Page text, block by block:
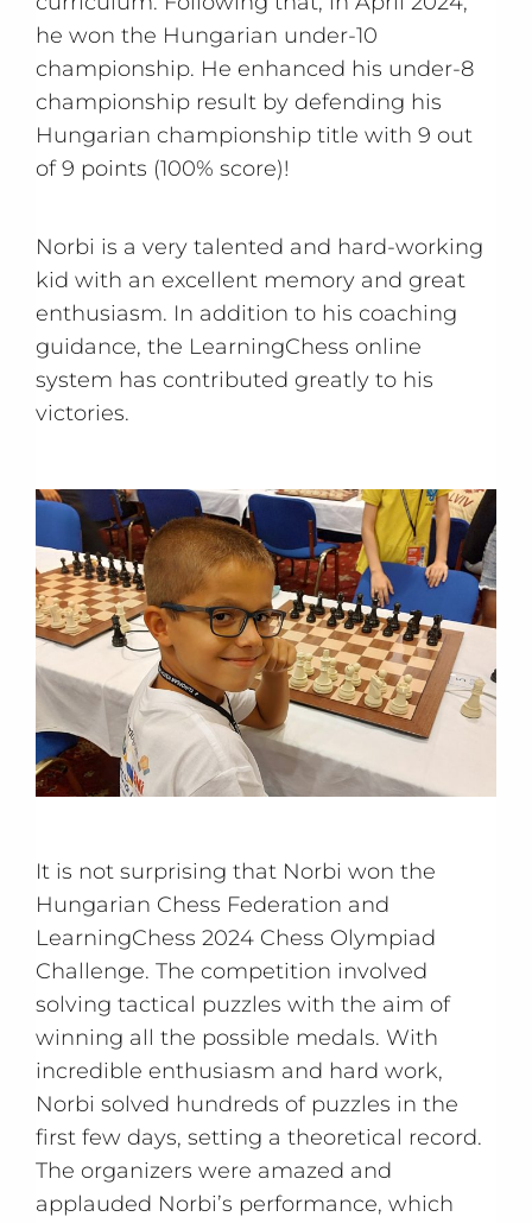
he won the Hungarian under-10
championship. He enhanced his under-8
championship result by defending his
Hungarian championship title with 9 out
of 9 points (100% score)!
Norbi is a very talented and hard-working
kid with an excellent memory and great
enthusiasm. In addition to his coaching
guidance, the LearningChess online
system has contributed greatly to his
victories.
It is not surprising that Norbi won the
Hungarian Chess Federation and
LearningChess 2024 Chess Olympiad
Challenge. The competition involved
solving tactical puzzles with the aim of
winning all the possible medals. With
incredible enthusiasm and hard work,
Norbi solved hundreds of puzzles in the
first few days, setting a theoretical record.
The organizers were amazed and
applauded Norbi’s performance, which